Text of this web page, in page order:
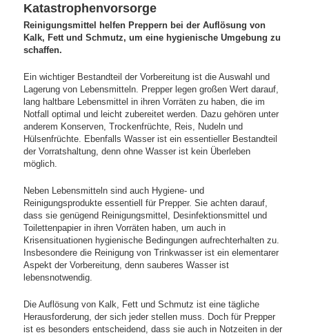
Katastrophenvorsorge
Reinigungsmittel helfen Preppern bei der Auflösung von
Kalk, Fett und Schmutz, um eine hygienische Umgebung zu
schaffen.
Ein wichtiger Bestandteil der Vorbereitung ist die Auswahl und
Lagerung von Lebensmitteln. Prepper legen großen Wert darauf,
lang haltbare Lebensmittel in ihren Vorräten zu haben, die im
Notfall optimal und leicht zubereitet werden. Dazu gehören unter
anderem Konserven, Trockenfrüchte, Reis, Nudeln und
Hülsenfrüchte. Ebenfalls Wasser ist ein essentieller Bestandteil
der Vorratshaltung, denn ohne Wasser ist kein Überleben
möglich.
Neben Lebensmitteln sind auch Hygiene- und
Reinigungsprodukte essentiell für Prepper. Sie achten darauf,
dass sie genügend Reinigungsmittel, Desinfektionsmittel und
Toilettenpapier in ihren Vorräten haben, um auch in
Krisensituationen hygienische Bedingungen aufrechterhalten zu.
Insbesondere die Reinigung von Trinkwasser ist ein elementarer
Aspekt der Vorbereitung, denn sauberes Wasser ist
lebensnotwendig.
Die Auflösung von Kalk, Fett und Schmutz ist eine tägliche
Herausforderung, der sich jeder stellen muss. Doch für Prepper
ist es besonders entscheidend, dass sie auch in Notzeiten in der